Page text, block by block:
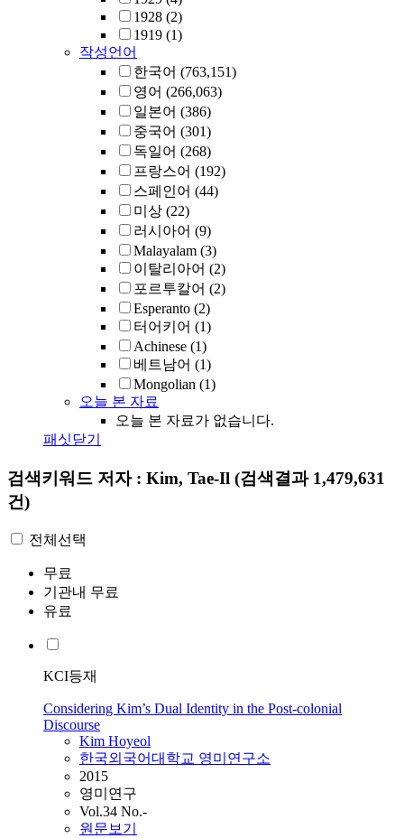
1928 (2)
1919 (1)
작성언어
한국어 (763,151)
영어 (266,063)
일본어 (386)
중국어 (301)
독일어 (268)
프랑스어 (192)
스페인어 (44)
미상 (22)
러시아어 (9)
Malayalam (3)
이탈리아어 (2)
포르투칼어 (2)
Esperanto (2)
터어키어 (1)
Achinese (1)
베트남어 (1)
Mongolian (1)
오늘 본 자료
오늘 본 자료가 없습니다.
패싯닫기
검색키워드 저자 : Kim, Tae-Il (검색결과 1,479,631
건)
전체선택
무료
기관내 무료
유료
KCI등재
Considering Kim’s Dual Identity in the Post-colonial
Discourse
Kim Hoyeol
한국외국어대학교 영미연구소
2015
영미연구
Vol.34 No.-
원문보기